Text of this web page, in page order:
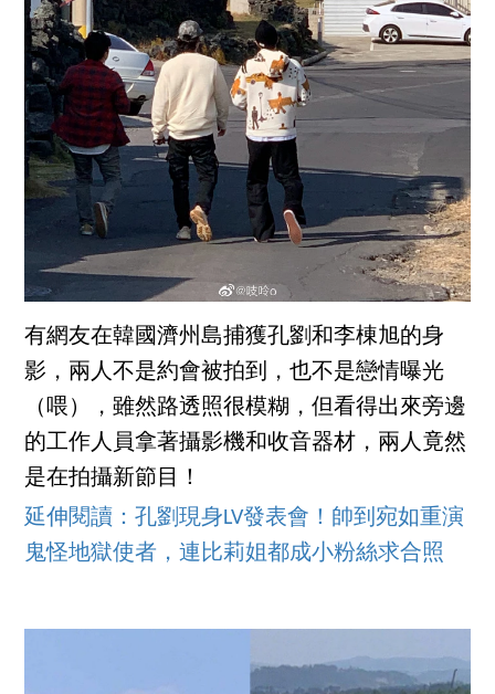
有網友在韓國濟州島捕獲孔劉和李棟旭的身
影，兩人不是約會被拍到，也不是戀情曝光
（喂），雖然路透照很模糊，但看得出來旁邊
的工作人員拿著攝影機和收音器材，兩人竟然
是在拍攝新節目！
延伸閱讀：孔劉現身LV發表會！帥到宛如重演
鬼怪地獄使者，連比莉姐都成小粉絲求合照